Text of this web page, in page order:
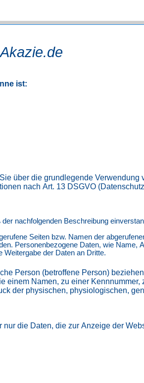
ist:
über die grundlegende Verwendung
nach Art. 13 DSGVO
nachfolgenden Beschreibung
Seiten bzw. Namen der
Personenbezogene Daten, wie Name,
der Daten an Dritte.
Person (betroffene Person)
Namen, zu einer Kennnummer,
der physischen, physiologischen,
die Daten, die zur Anzeige der